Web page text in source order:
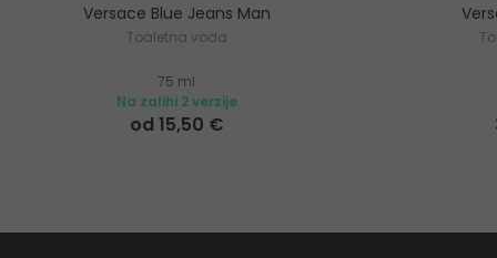
Versace Blue Jeans Man
Toaletna voda
75 ml
Na zalihi 2 verzije
od 15,50 €